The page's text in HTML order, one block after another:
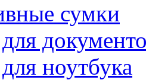
сумки
ноутбука